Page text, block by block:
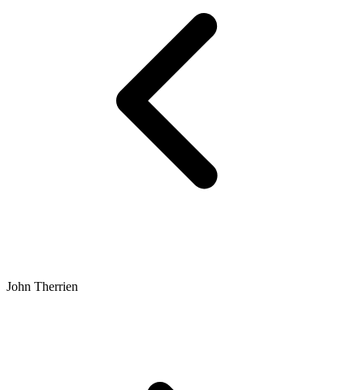
John Therrien